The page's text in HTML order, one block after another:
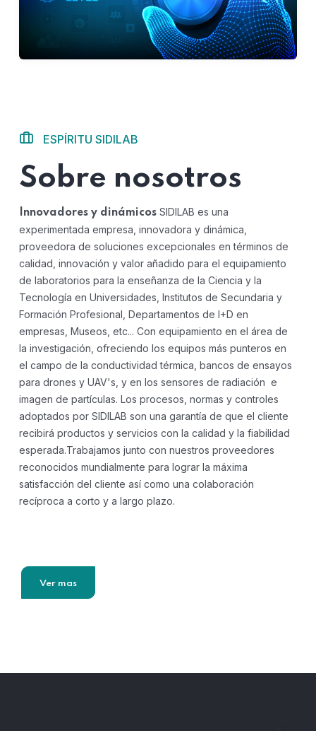
ESPÍRITU SIDILAB
Sobre nosotros
Innovadores y dinámicos SIDILAB es una
experimentada empresa, innovadora y dinámica,
proveedora de soluciones excepcionales en términos de
calidad, innovación y valor añadido para el equipamiento
de laboratorios para la enseñanza de la Ciencia y la
Tecnología en Universidades, Institutos de Secundaria y
Formación Profesional, Departamentos de I+D en
empresas, Museos, etc... Con equipamiento en el área de
la investigación, ofreciendo los equipos más punteros en
el campo de la conductividad térmica, bancos de ensayos
para drones y UAV's, y en los sensores de radiación e
imagen de partículas. Los procesos, normas y controles
adoptados por SIDILAB son una garantía de que el cliente
recibirá productos y servicios con la calidad y la fiabilidad
esperada.Trabajamos junto con nuestros proveedores
reconocidos mundialmente para lograr la máxima
satisfacción del cliente así como una colaboración
recíproca a corto y a largo plazo.
Ver mas